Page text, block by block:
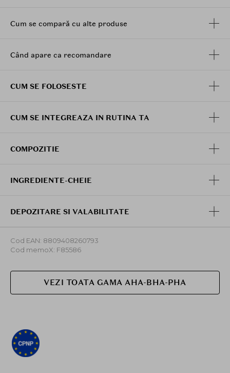
Cum se compară cu alte produse
Când apare ca recomandare
CUM SE FOLOSESTE
CUM SE INTEGREAZA IN RUTINA TA
COMPOZITIE
INGREDIENTE-CHEIE
DEPOZITARE SI VALABILITATE
Cod EAN: 8809408260793
Cod memoX: F85586
VEZI TOATA GAMA AHA-BHA-PHA